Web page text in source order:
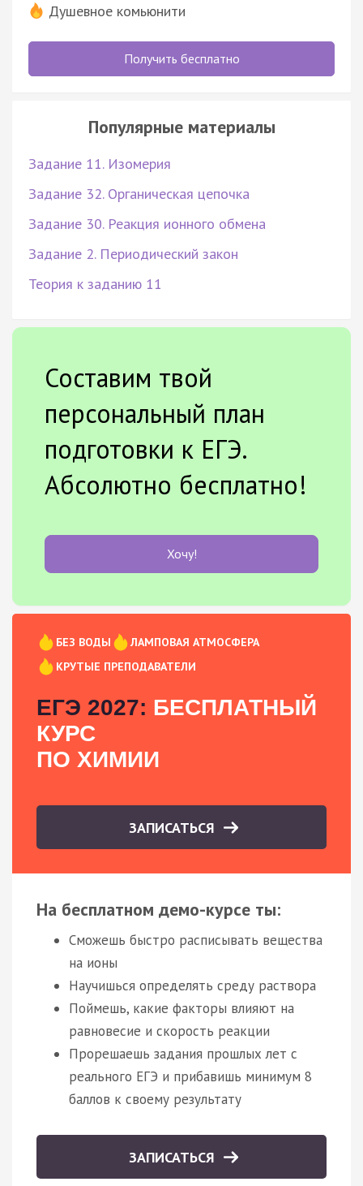
Душевное комьюнити
Получить бесплатно
Популярные материалы
Задание 11. Изомерия
Задание 32. Органическая цепочка
Задание 30. Реакция ионного обмена
Задание 2. Периодический закон
Теория к заданию 11
Составим твой
персональный план
подготовки к ЕГЭ.
Абсолютно бесплатно!
Хочу!
БЕЗ ВОДЫ
ЛАМПОВАЯ АТМОСФЕРА
КРУТЫЕ ПРЕПОДАВАТЕЛИ
ЕГЭ 2027: БЕСПЛАТНЫЙ
КУРС
ПО ХИМИИ
ЗАПИСАТЬСЯ
На бесплатном демо-курсе ты:
Сможешь быстро расписывать вещества
на ионы
Научишься определять среду раствора
Поймешь, какие факторы влияют на
равновесие и скорость реакции
Прорешаешь задания прошлых лет с
реального ЕГЭ и прибавишь минимум 8
баллов к своему результату
ЗАПИСАТЬСЯ